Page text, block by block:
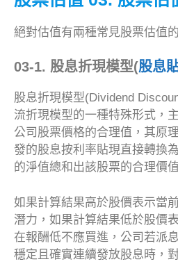
絕對估值有兩種常見股票估值
03-1. 股息折現模型(股息
股息折現模型(Dividend
流折現模型的一種特殊形式，
公司股票價格的合理值，其原
發的股息按利率貼現直接轉換
的淨值總和出該股票的合理價值
如果計算結果高於股價表示當
潛力，如果計算結果低於股價
在報酬低不應買進，公司若派
穩定且確實連續發放股息時，